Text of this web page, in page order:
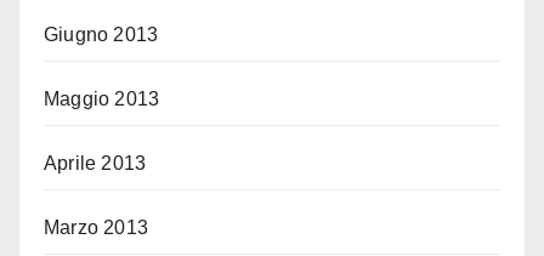
Giugno 2013
Maggio 2013
Aprile 2013
Marzo 2013